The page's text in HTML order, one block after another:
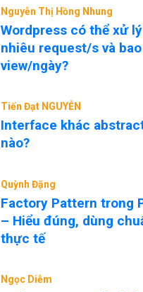
Nguyễn Thị Hồng Nhung
Wordpress có thể xử
nhiêu request/s và
view/ngày?
Tiến Đạt NGUYỄN
Interface khác
nào?
Quỳnh Đặng
Factory Pattern trong
– Hiểu đúng, dùng
thực tế
Ngọc Diễm